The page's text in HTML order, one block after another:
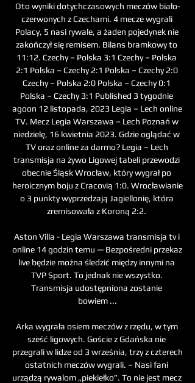
Oto wyniki dotychczasowych meczów biało-
czerwonych z Czechami. 4 mecze wygrali
Polacy, 5 nasi rywale, a żaden pojedynek nie
zakończył się remisem. Bilans bramkowy to
11:12. Czechy – Polska 3:1 Czechy – Polska
2:1 Polska – Czechy 2:1 Polska – Czechy 2:0
Czechy – Polska 2:0 Polska – Czechy 0:1
Polska – Czechy 3:1 Published 3 tygodnie
agoon 12 listopada, 2023 Legia – Lech online
TV. Mecz Legia Warszawa – Lech Poznań w
niedzielę, 16 kwietnia 2023. Gdzie oglądać w
TV oraz online za darmo? Legia – Lech
transmisja na żywo Ligowej tabeli przewodzi
obecnie Śląsk Wrocław, który wygrał po
heroicznym boju z Cracovią 1:0. Wrocławianie
o 3 punkty wyprzedzają Jagiellonię, która
zremisowała z Koroną 2:2.
Aston Villa - Legia Warszawa transmisja tv i
online 14 godzin temu — Bezpośredni przekaz
live będzie można śledzić między innymi na
TVP Sport. To jednak nie wszystko.
Transmisja udostępniona zostanie
bowiem ...
Arka wygrała osiem meczów z rzędu, w tym
sześć ligowych. Goście z Gdańska nie
przegrali w lidze od 3 września, trzy z czterech
ostatnich meczów wygrali. – Nasi fani
urządzą rywalom „piekiełko”. To nie jest mecz